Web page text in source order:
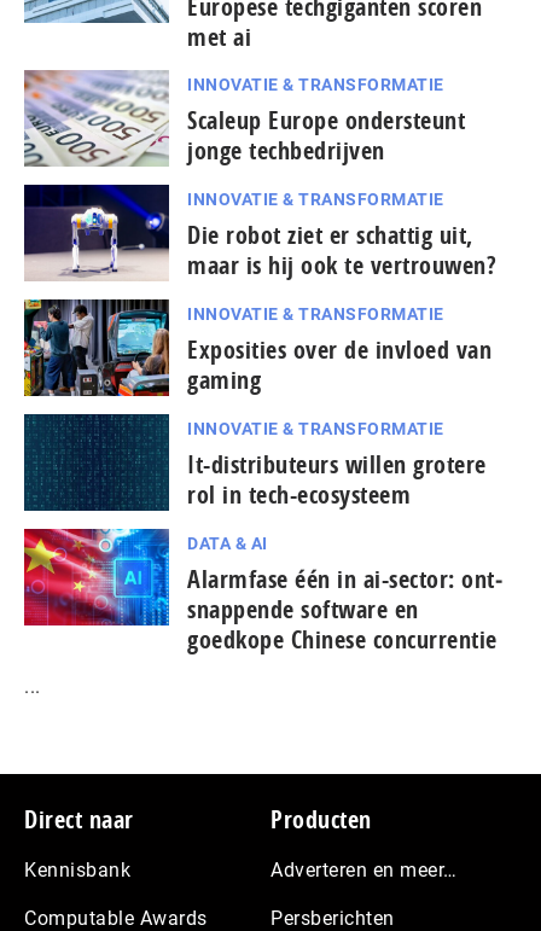
met ai
INNOVATIE & TRANSFORMATIE
Scaleup Europe ondersteunt
jonge techbedrijven
INNOVATIE & TRANSFORMATIE
Die robot ziet er schattig uit,
maar is hij ook te vertrouwen?
INNOVATIE & TRANSFORMATIE
Exposities over de invloed van
gaming
INNOVATIE & TRANSFORMATIE
It-dis­tri­bu­teurs willen grotere
rol in tech-ecosysteem
DATA & AI
Alarmfase één in ai-sector: ont­
snap­pen­de software en
goedkope Chinese con­cur­ren­tie
...
Footer
Direct naar
Kennisbank
Computable Awards
Producten
Adverteren en meer…
Persberichten